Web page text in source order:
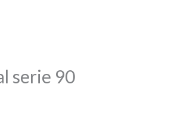
serie 90